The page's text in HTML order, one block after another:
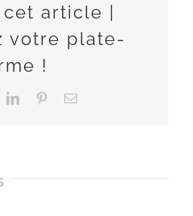
cet article |
votre plate-
!
LinkedInPinterestEmail